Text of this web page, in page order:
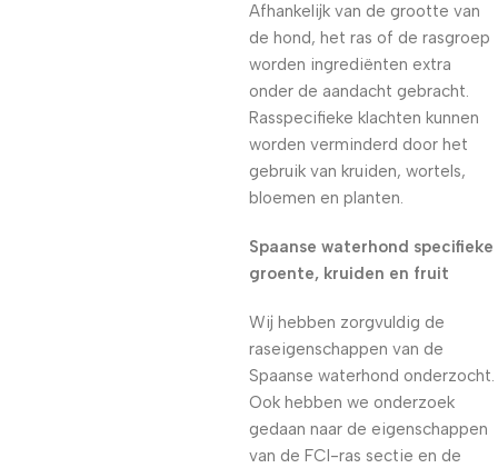
Afhankelijk van de grootte van
de hond, het ras of de rasgroep
worden ingrediënten extra
onder de aandacht gebracht.
Rasspecifieke klachten kunnen
worden verminderd door het
gebruik van kruiden, wortels,
bloemen en planten.
Spaanse waterhond specifieke
groente, kruiden en fruit
Wij hebben zorgvuldig de
raseigenschappen van de
Spaanse waterhond onderzocht.
Ook hebben we onderzoek
gedaan naar de eigenschappen
van de FCI-ras sectie en de